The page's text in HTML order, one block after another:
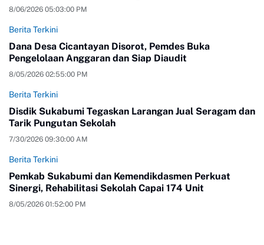
8/06/2026 05:03:00 PM
Berita Terkini
Dana Desa Cicantayan Disorot, Pemdes Buka
Pengelolaan Anggaran dan Siap Diaudit
8/05/2026 02:55:00 PM
Berita Terkini
Disdik Sukabumi Tegaskan Larangan Jual Seragam dan
Tarik Pungutan Sekolah
7/30/2026 09:30:00 AM
Berita Terkini
Pemkab Sukabumi dan Kemendikdasmen Perkuat
Sinergi, Rehabilitasi Sekolah Capai 174 Unit
8/05/2026 01:52:00 PM